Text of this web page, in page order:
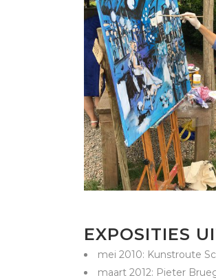
LIVE
EXPOSITIES
mei 2010: Kunstroute
maart 2012: Pieter